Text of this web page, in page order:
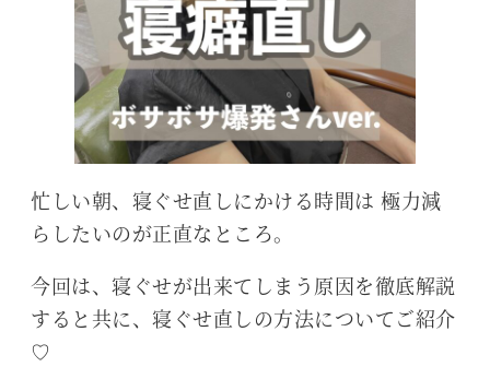
忙しい朝、寝ぐせ直しにかける時間は 極力減
らしたいのが正直なところ。
今回は、寝ぐせが出来てしまう原因を徹底解説
すると共に、寝ぐせ直しの方法についてご紹介
♡